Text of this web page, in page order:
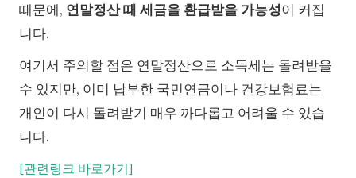
때문에, 연말정산 때 세금을 환급받을 가능성이 커집
니다.
여기서 주의할 점은 연말정산으로 소득세는 돌려받을
수 있지만, 이미 납부한 국민연금이나 건강보험료는
개인이 다시 돌려받기 매우 까다롭고 어려울 수 있습
니다.
[관련링크 바로가기]